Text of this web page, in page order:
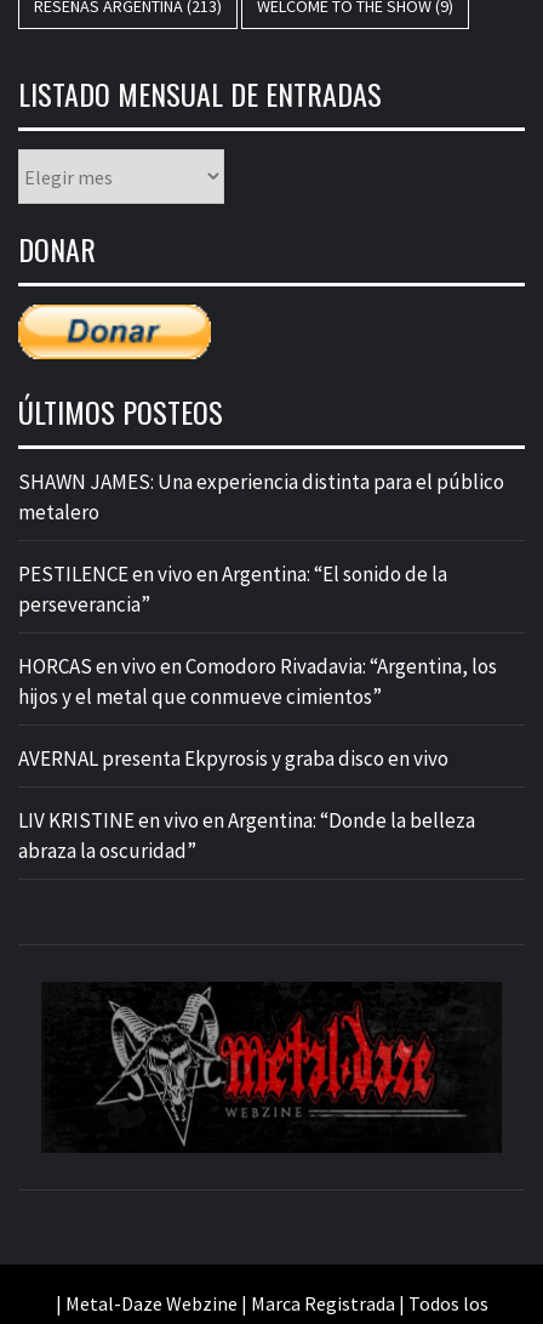
RESEÑAS ARGENTINA(213) WELCOME TO THE SHOW(9)
LISTADO MENSUAL DE ENTRADAS
mensual
entradas
DONAR
ÚLTIMOS POSTEOS
SHAWN JAMES: Una experiencia distinta para el público
metalero
PESTILENCE en vivo en Argentina: “El sonido de la
perseverancia”
HORCAS en vivo en Comodoro Rivadavia: “Argentina, los
hijos y el metal que conmueve cimientos”
AVERNAL presenta Ekpyrosis y graba disco en vivo
LIV KRISTINE en vivo en Argentina: “Donde la belleza
abraza la oscuridad”
| Metal-Daze Webzine | Marca Registrada | Todos los